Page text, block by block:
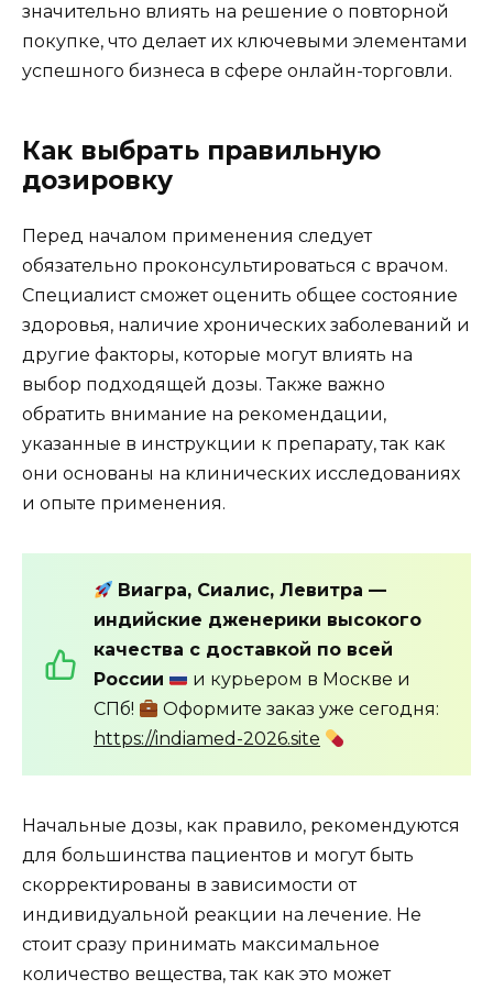
значительно влиять на решение о повторной
покупке, что делает их ключевыми элементами
успешного бизнеса в сфере онлайн-торговли.
Как выбрать правильную
дозировку
Перед началом применения следует
обязательно проконсультироваться с врачом.
Специалист сможет оценить общее состояние
здоровья, наличие хронических заболеваний и
другие факторы, которые могут влиять на
выбор подходящей дозы. Также важно
обратить внимание на рекомендации,
указанные в инструкции к препарату, так как
они основаны на клинических исследованиях
и опыте применения.
Виагра, Сиалис, Левитра —
индийские дженерики высокого
качества с доставкой по всей
России
и курьером в Москве и
СПб!
Оформите заказ уже сегодня:
https://indiamed-2026.site
Начальные дозы, как правило, рекомендуются
для большинства пациентов и могут быть
скорректированы в зависимости от
индивидуальной реакции на лечение. Не
стоит сразу принимать максимальное
количество вещества, так как это может